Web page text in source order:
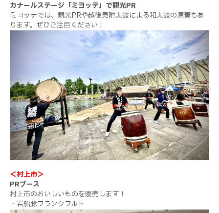
カナールステージ「ミヨッテ」で観光PR
ミヨッテでは、観光PRや越後見附太鼓による和太鼓の演奏もあ
ります。ぜひご注目ください！
＜村上市＞
PRブース
村上市のおいしいものを販売します！
・岩船豚フランクフルト